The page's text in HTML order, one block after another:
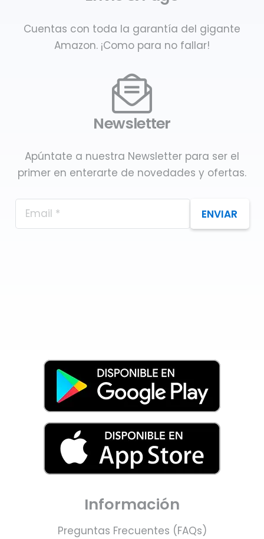
Cuentas con toda la garantía del gigante
Amazon. ¡Como para no fallar!
Newsletter
Apúntate a nuestra Newsletter para ser el
primer en enterarte de novedades y ofertas.
ENVIAR
Información
Preguntas Frecuentes (FAQs)